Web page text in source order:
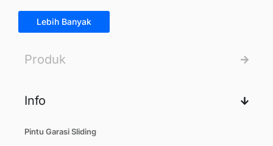
Lebih Banyak
Produk
Info
Pintu Garasi Sliding